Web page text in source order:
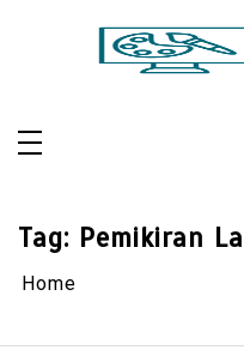
Tag: Pemikiran
Home